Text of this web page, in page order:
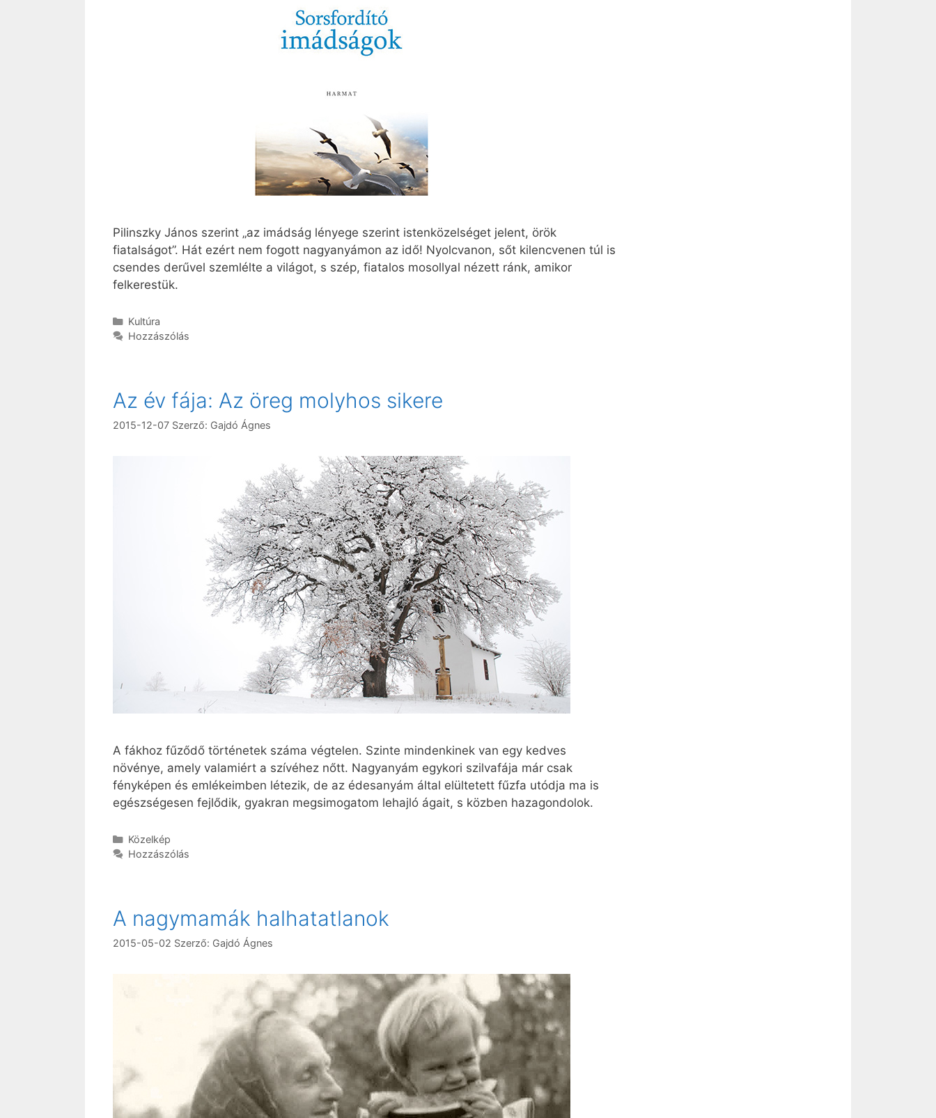
Pilinszky János szerint „az imádság lényege szerint istenközelséget jelent, örök
fiatalságot”. Hát ezért nem fogott nagyanyámon az idő! Nyolcvanon, sőt kilencvenen túl is
csendes derűvel szemlélte a világot, s szép, fiatalos mosollyal nézett ránk, amikor
felkerestük.
Kategória
Kultúra
Hozzászólás
Az év fája: Az öreg molyhos sikere
2015-12-07 Szerző: Gajdó Ágnes
A fákhoz fűződő történetek száma végtelen. Szinte mindenkinek van egy kedves
növénye, amely valamiért a szívéhez nőtt. Nagyanyám egykori szilvafája már csak
fényképen és emlékeimben létezik, de az édesanyám által elültetett fűzfa utódja ma is
egészségesen fejlődik, gyakran megsimogatom lehajló ágait, s közben hazagondolok.
Kategória
Közelkép
Hozzászólás
A nagymamák halhatatlanok
2015-05-02 Szerző: Gajdó Ágnes